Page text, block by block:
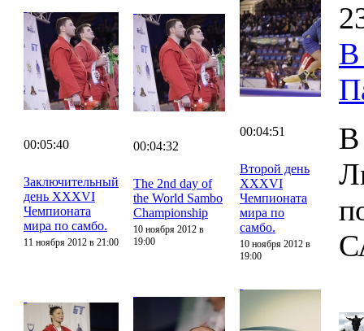
00:05:40
Заключительный
день XXXVI
Чемпионата
мира по самбо.
11 ноября 2012 в 21:00
00:04:32
The 2nd day of
the World Sambo
Championship
10 ноября 2012 в
19:00
00:04:51
Второй день
XXXVI
Чемпионата
мира по
самбо.
10 ноября 2012 в
19:00
В
В